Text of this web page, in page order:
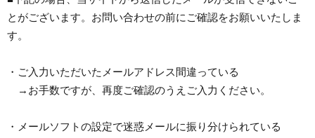
とがございます。お問い合わせの前にご確認をお願いいたしま
す。
・ご入力いただいたメールアドレス間違っている
→お手数ですが、再度ご確認のうえご入力ください。
・メールソフトの設定で迷惑メールに振り分けられている